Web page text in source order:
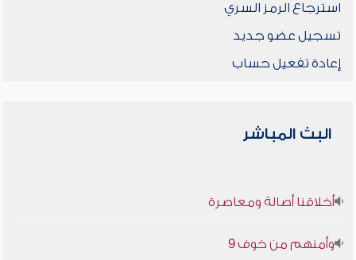
استرجاع الرمز السري
تسجيل عضو جديد
إعادة تفعيل حساب
البث المباشر
أخلاقنا أصالة ومعاصرة
وأمنهم من خوف 9